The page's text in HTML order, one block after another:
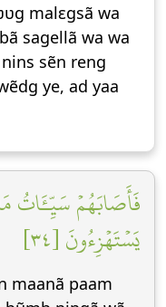
malεgsã wa
sagellã wa wa
sẽn reng
ye, ad yaa
فَأَصَابَهُمۡ سَيِّـَٔاتُ
يَسۡتَهۡزِءُونَ [٣٤]
maanã paam